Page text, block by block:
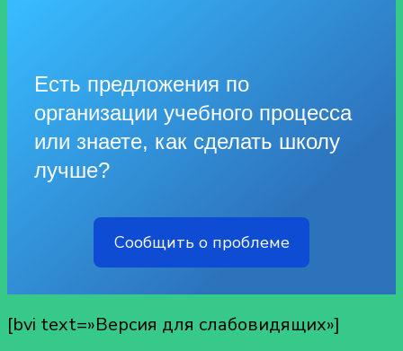
Есть предложения по
организации учебного процесса
или знаете, как сделать школу
лучше?
Сообщить о проблеме
[bvi text=»Версия для слабовидящих»]